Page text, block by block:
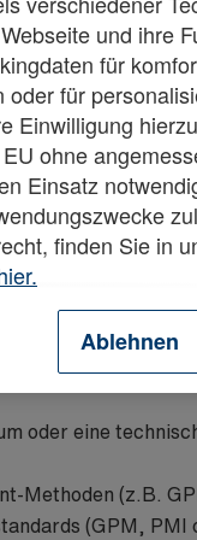
bei der
Projektteam
und
(Oracle/
Termine
für die Projektleitung
oder eine
Methoden (z.B.
(GPM, PMI
und ihre
für
für
Einwilligung
ohne
Einsatz
finden Sie in
Ablehnen